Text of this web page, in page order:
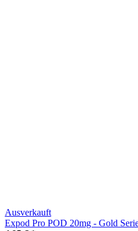
Ausverkauft
Expod Pro POD 20mg - Gold